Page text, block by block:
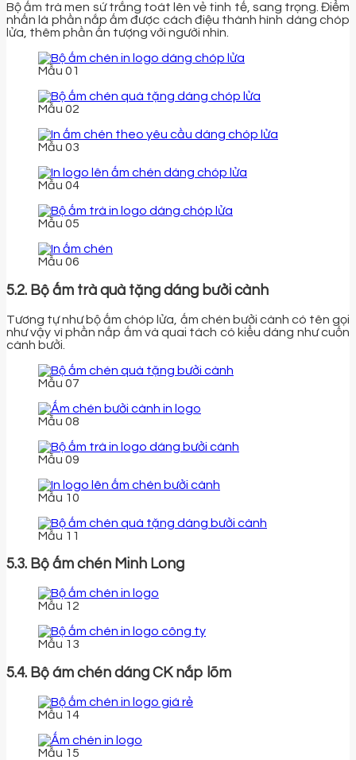
Bộ ấm trà men sứ trắng toát lên vẻ tinh tế, sang trọng. Điểm
nhấn là phần nắp ấm được cách điệu thành hình dáng chóp
lửa, thêm phần ấn tượng với người nhìn.
Mẫu 01
Mẫu 02
Mẫu 03
Mẫu 04
Mẫu 05
Mẫu 06
5.2. Bộ ấm trà quà tặng dáng bưởi cành
Tương tự như bộ ấm chóp lửa, ấm chén bưởi cành có tên gọi
như vậy vì phần nắp ấm và quai tách có kiểu dáng như cuốn
cành bưởi.
Mẫu 07
Mẫu 08
Mẫu 09
Mẫu 10
Mẫu 11
5.3. Bộ ấm chén Minh Long
Mẫu 12
Mẫu 13
5.4. Bộ ám chén dáng CK nắp lõm
Mẫu 14
Mẫu 15